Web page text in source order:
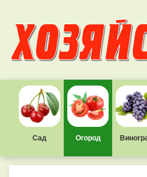
Сад Огород